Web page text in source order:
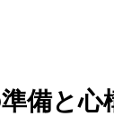
備と心